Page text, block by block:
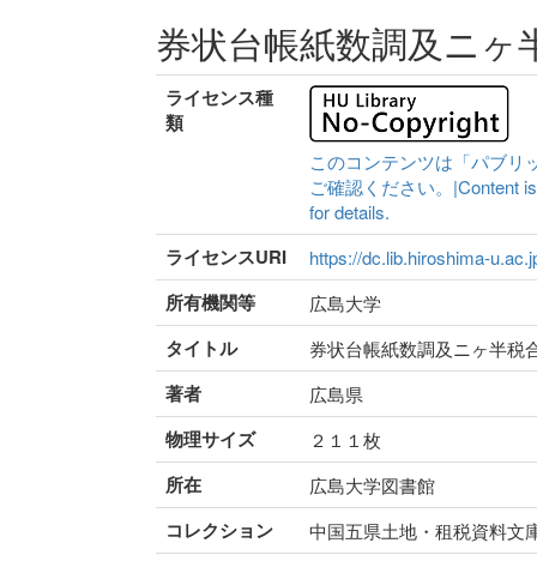
券状台帳紙数調及ニ
ライセンス種
類
このコンテンツは「パブリ
ご確認ください。|Content
for details.
ライセンスURI https://dc.lib.hiroshima-
所有機関等 広島大学
タイトル 券状台帳紙数調及ニヶ半
著者 広島県
物理サイズ ２１１枚
所在 広島大学図書館
コレクション 中国五県土地・租税資料文